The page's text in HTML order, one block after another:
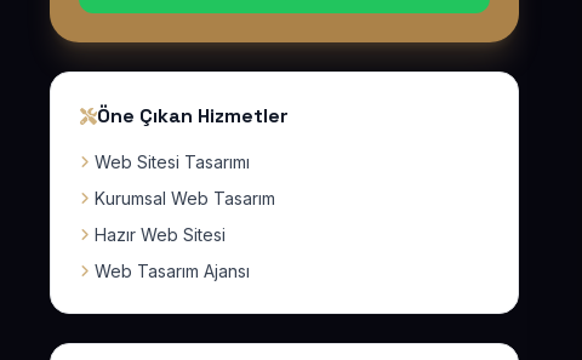
Öne Çıkan Hizmetler
Web Sitesi Tasarımı
Kurumsal Web Tasarım
Hazır Web Sitesi
Web Tasarım Ajansı